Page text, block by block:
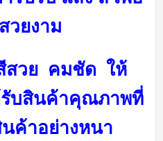
วยงาม
สวย คมชัด ให้
บสินค้าคุณภาพที่
ค้าอย่างหนา